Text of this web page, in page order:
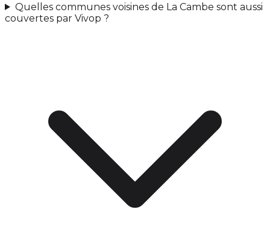
Quelles communes voisines de La Cambe sont aussi
couvertes par Vivop ?